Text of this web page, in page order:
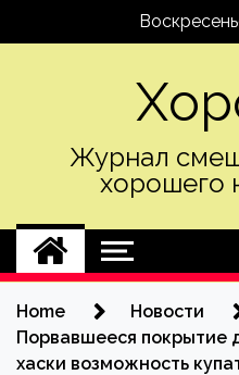
Журнал
хорошего
Home
Новости
Порвавшееся покрытие
хаски возможность